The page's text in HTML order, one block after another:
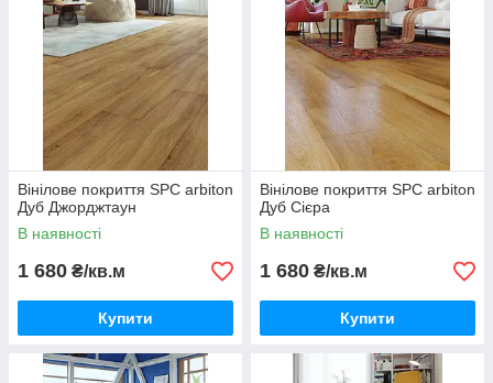
Вінілове покриття SPC arbiton
Дуб Джорджтаун
В наявності
1 680 ₴/кв.м
Купити
Вінілове покриття SPC arbiton
Дуб Сієра
В наявності
1 680 ₴/кв.м
Купити